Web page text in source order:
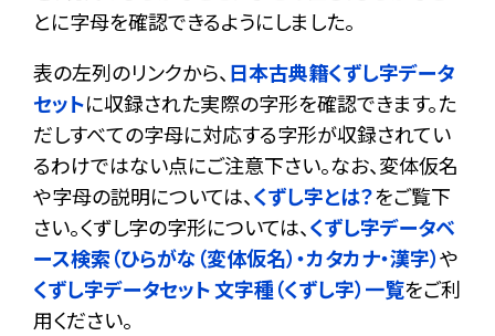
とに字母を確認できるようにしました。
表の左列のリンクから、 日本古典籍くずし字データ
セットに収録された実際の字形を確認できます。た
だしすべての字母に対応する字形が収録されてい
るわけではない点にご注意下さい。なお、変体仮名
や字母の説明については、 くずし字とは？をご覧下
さい。くずし字の字形については、 くずし字データベ
ース検索（ひらがな（変体仮名）・カタカナ・漢字）や
くずし字データセット 文字種（くずし字）一覧をご利
用ください。